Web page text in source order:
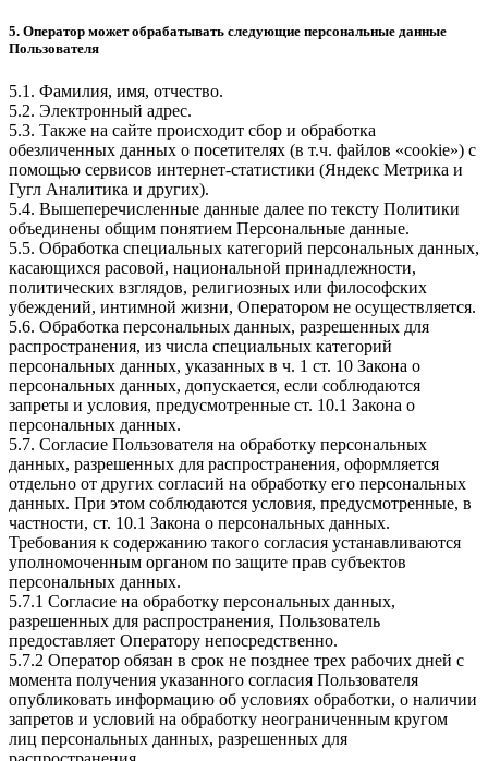
5. Оператор может обрабатывать следующие персональные данные
Пользователя
5.1. Фамилия, имя, отчество.
5.2. Электронный адрес.
5.3. Также на сайте происходит сбор и обработка
обезличенных данных о посетителях (в т.ч. файлов «cookie») с
помощью сервисов интернет-статистики (Яндекс Метрика и
Гугл Аналитика и других).
5.4. Вышеперечисленные данные далее по тексту Политики
объединены общим понятием Персональные данные.
5.5. Обработка специальных категорий персональных данных,
касающихся расовой, национальной принадлежности,
политических взглядов, религиозных или философских
убеждений, интимной жизни, Оператором не осуществляется.
5.6. Обработка персональных данных, разрешенных для
распространения, из числа специальных категорий
персональных данных, указанных в ч. 1 ст. 10 Закона о
персональных данных, допускается, если соблюдаются
запреты и условия, предусмотренные ст. 10.1 Закона о
персональных данных.
5.7. Согласие Пользователя на обработку персональных
данных, разрешенных для распространения, оформляется
отдельно от других согласий на обработку его персональных
данных. При этом соблюдаются условия, предусмотренные, в
частности, ст. 10.1 Закона о персональных данных.
Требования к содержанию такого согласия устанавливаются
уполномоченным органом по защите прав субъектов
персональных данных.
5.7.1 Согласие на обработку персональных данных,
разрешенных для распространения, Пользователь
предоставляет Оператору непосредственно.
5.7.2 Оператор обязан в срок не позднее трех рабочих дней с
момента получения указанного согласия Пользователя
опубликовать информацию об условиях обработки, о наличии
запретов и условий на обработку неограниченным кругом
лиц персональных данных, разрешенных для